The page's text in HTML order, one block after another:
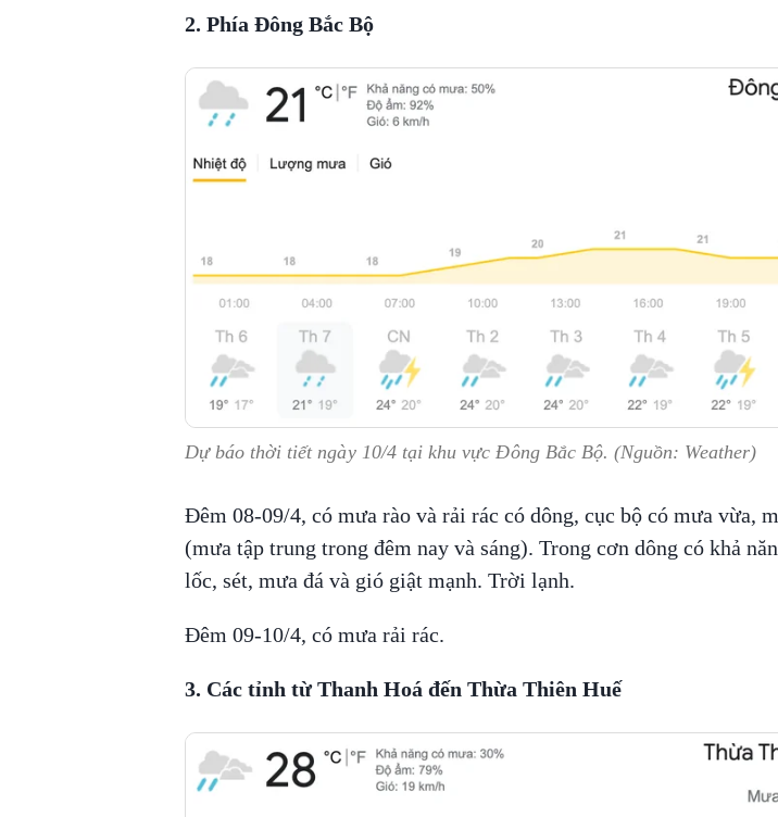
2. Phía Đông Bắc Bộ
Dự báo thời tiết ngày 10/4 tại khu vực Đông Bắc Bộ. (Nguồn: Weather)
Đêm 08-09/4, có mưa rào và rải rác có dông, cục bộ có mưa vừa,
(mưa tập trung trong đêm nay và sáng). Trong cơn dông có khả
lốc, sét, mưa đá và gió giật mạnh. Trời lạnh.
Đêm 09-10/4, có mưa rải rác.
3. Các tỉnh từ Thanh Hoá đến Thừa Thiên Huế